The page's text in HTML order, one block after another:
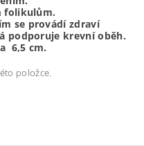
folikulům.
se provádí zdraví
podporuje krevní oběh.
6,5 cm.
položce.